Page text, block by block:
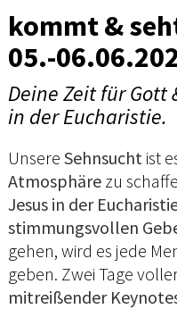
kommt &
05.-
Deine Zeit für Gott
in der Eucharistie.
Unsere Sehnsucht ist
Atmosphäre zu
Jesus in der
stimmungsvollen
gehen, wird es jede
geben. Zwei Tage
mitreißender